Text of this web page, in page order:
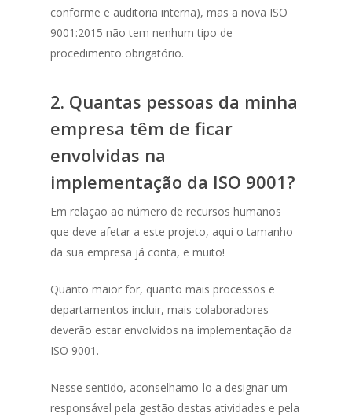
conforme e auditoria interna), mas a nova ISO
9001:2015 não tem nenhum tipo de
procedimento obrigatório.
2. Quantas pessoas da minha
empresa têm de ficar
envolvidas na
implementação da ISO 9001?
Em relação ao número de recursos humanos
que deve afetar a este projeto, aqui o tamanho
da sua empresa já conta, e muito!
Quanto maior for, quanto mais processos e
departamentos incluir, mais colaboradores
deverão estar envolvidos na implementação da
ISO 9001.
Nesse sentido, aconselhamo-lo a designar um
responsável pela gestão destas atividades e pela